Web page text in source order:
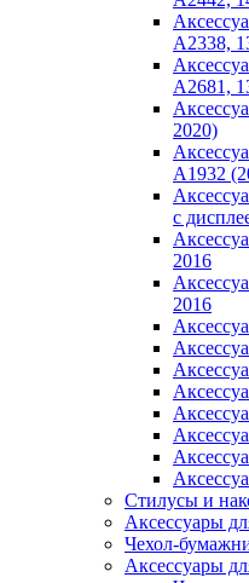
A2338,
A2681,
2020)
A1932
с
2016
2016
Стилусы и
Аксессуары
Чехол-
Аксессуары